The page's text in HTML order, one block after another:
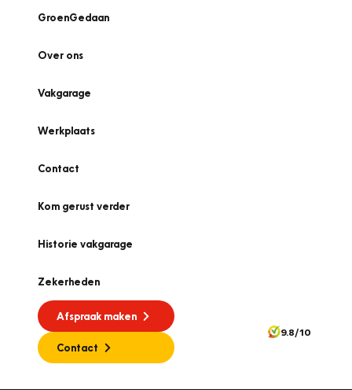
GroenGedaan
Over ons
Vakgarage
Werkplaats
Contact
Kom gerust verder
Historie vakgarage
Zekerheden
Afspraak maken
Contact
9.8/10